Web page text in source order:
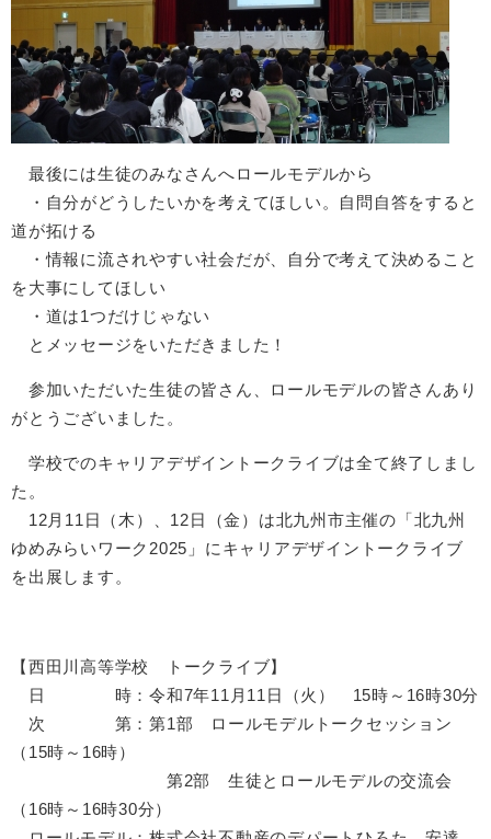
最後には生徒のみなさんへロールモデルから
・自分がどうしたいかを考えてほしい。自問自答をすると
道が拓ける
・情報に流されやすい社会だが、自分で考えて決めること
を大事にしてほしい
・道は1つだけじゃない
とメッセージをいただきました！
参加いただいた生徒の皆さん、ロールモデルの皆さんあり
がとうございました。
学校でのキャリアデザイントークライブは全て終了しまし
た。
12月11日（木）、12日（金）は北九州市主催の「北九州
ゆめみらいワーク2025」にキャリアデザイントークライブ
を出展します。
【西田川高等学校 トークライブ】
日 時：令和7年11月11日（火） 15時～16時30分
次 第：第1部 ロールモデルトークセッション
（15時～16時）
第2部 生徒とロールモデルの交流会
（16時～16時30分）